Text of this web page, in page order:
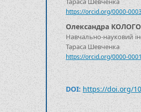
https://orcid.org/0000-
Олександра
Навчально-науковий
Тараса Шевченка
https://orcid.org/0000-
DOI:https://doi.org/